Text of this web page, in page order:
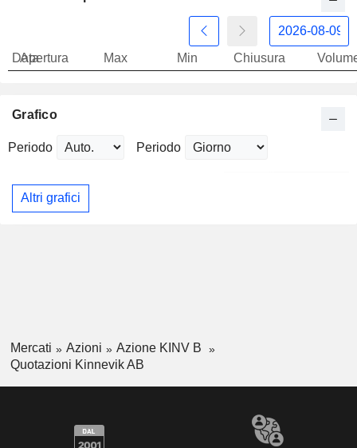
Data
Apertura Max Min Chiusura
Grafico
Periodo Periodo
Altri grafici
Mercati Azioni
Azione KINV B
Quotazioni Kinnevik AB